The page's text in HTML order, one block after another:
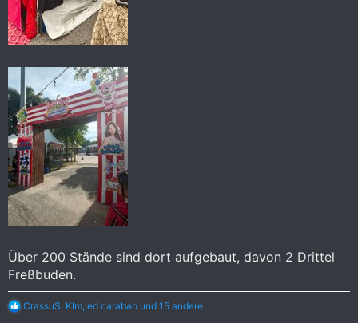
Über 200 Stände sind dort aufgebaut, davon 2 Drittel
Freßbuden.
R
CrassuS KIm ed carabao und 15 andere